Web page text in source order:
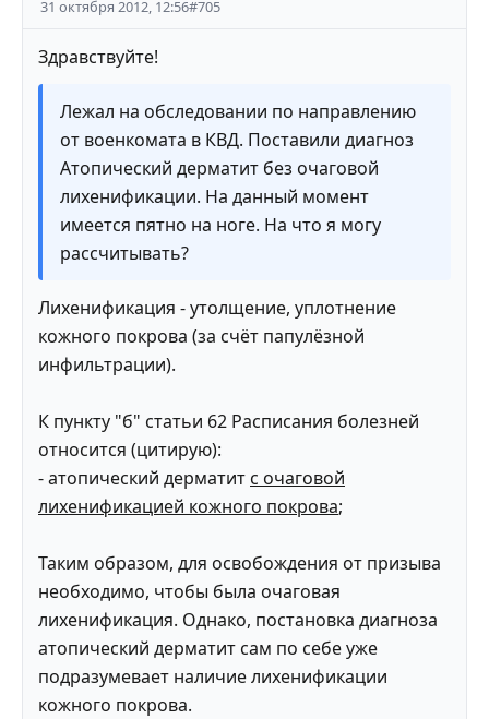
31 октября 2012, 12:56#705
Здравствуйте!
Лежал на обследовании по направлению
от военкомата в КВД. Поставили диагноз
Атопический дерматит без очаговой
лихенификации. На данный момент
имеется пятно на ноге. На что я могу
рассчитывать?
Лихенификация - утолщение, уплотнение
кожного покрова (за счёт папулёзной
инфильтрации).
К пункту "б" статьи 62 Расписания болезней
относится (цитирую):
- атопический дерматитс очаговой
лихенификацией кожного покрова;
Таким образом, для освобождения от призыва
необходимо, чтобы была очаговая
лихенификация. Однако, постановка диагноза
атопический дерматит сам по себе уже
подразумевает наличие лихенификации
кожного покрова.